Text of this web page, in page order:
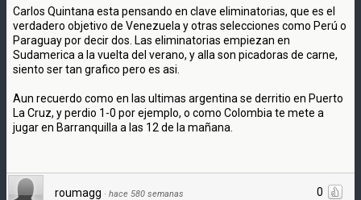
Carlos Quintana esta pensando en clave eliminatorias, que es el
verdadero objetivo de Venezuela y otras selecciones como Perú o
Paraguay por decir dos. Las eliminatorias empiezan en
Sudamerica a la vuelta del verano, y alla son picadoras de carne,
siento ser tan grafico pero es asi.
Aun recuerdo como en las ultimas argentina se derritio en Puerto
La Cruz, y perdio 1-0 por ejemplo, o como Colombia te mete a
jugar en Barranquilla a las 12 de la mañana.
0
roumagg · hace 580 semanas